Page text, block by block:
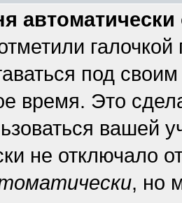
автоматически
галочкой
под
время. Это
вашей
не отключало
, но